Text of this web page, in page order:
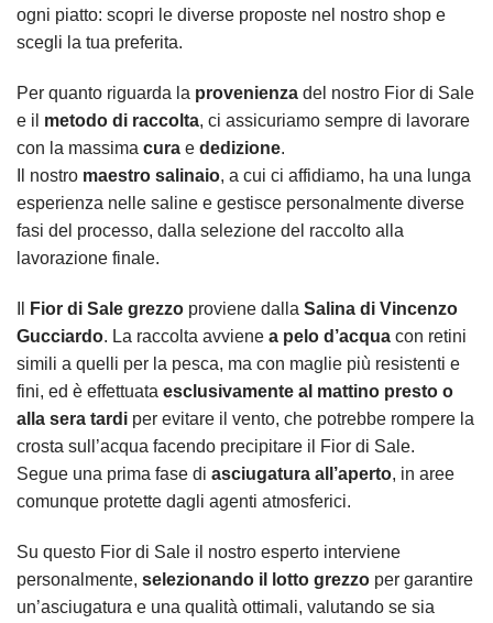
ogni piatto: scopri le diverse proposte nel nostro shop e
scegli la tua preferita.
Per quanto riguarda la provenienza del nostro Fior di Sale
e il metodo di raccolta, ci assicuriamo sempre di lavorare
con la massima cura e dedizione.
Il nostro maestro salinaio, a cui ci affidiamo, ha una lunga
esperienza nelle saline e gestisce personalmente diverse
fasi del processo, dalla selezione del raccolto alla
lavorazione finale.
Fior di Sale grezzo proviene dalla Salina di Vincenzo
Gucciardo. La raccolta avviene a pelo d’acqua con retini
simili a quelli per la pesca, ma con maglie più resistenti e
fini, ed è effettuata esclusivamente al mattino presto o
alla sera tardi per evitare il vento, che potrebbe rompere la
crosta sull’acqua facendo precipitare il Fior di Sale.
Segue una prima fase di asciugatura all’aperto, in aree
comunque protette dagli agenti atmosferici.
Su questo Fior di Sale il nostro esperto interviene
personalmente, selezionando il lotto grezzo per garantire
un’asciugatura e una qualità ottimali, valutando se sia